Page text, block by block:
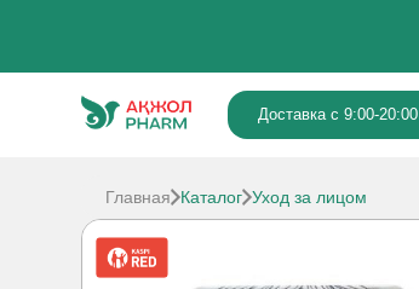
Доставка с 9:00-20:00
Главная Каталог Уход за лицом